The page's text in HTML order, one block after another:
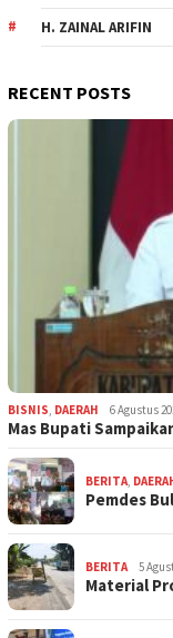
H. ZAINAL ARIFIN
RECENT POSTS
BISNIS DAERAH 6 Agustus
Mas Bupati
BERITA
Pemdes
BERITA 5
Material